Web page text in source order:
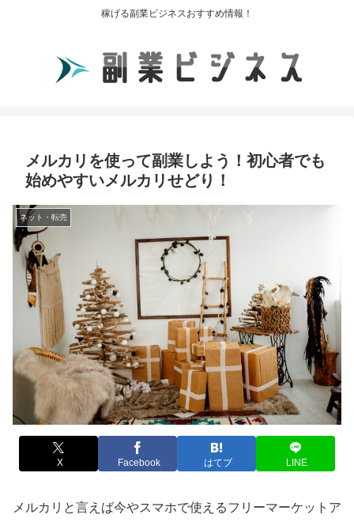
稼げる副業ビジネスおすすめ情報！
メルカリを使って副業しよう！初心者でも
始めやすいメルカリせどり！
ネット・転売
X Facebook はてブ LINE
メルカリと言えば今やスマホで使えるフリーマーケットア